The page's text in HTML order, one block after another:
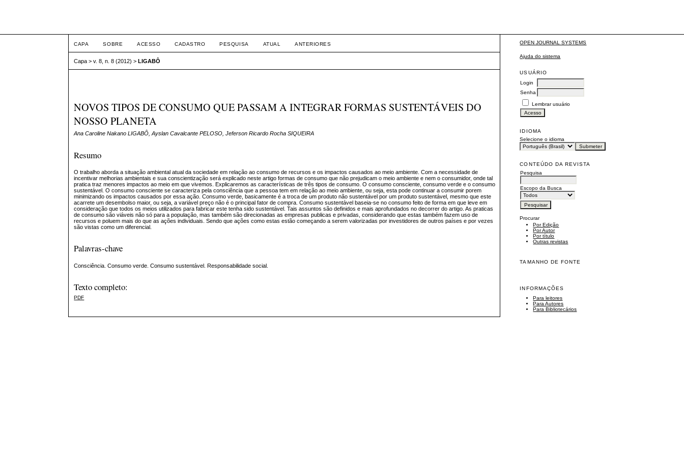
OPEN JOURNAL SYSTEMS
Ajuda do sistema
USUÁRIO
Login
Senha
Lembrar usuário
IDIOMA
Selecione o idioma
CONTEÚDO DA REVISTA
Pesquisa
Escopo da Busca
Procurar
Por Edição
Por Autor
Por título
Outras revistas
TAMANHO DE FONTE
INFORMAÇÕES
Para leitores
Para Autores
Para Bibliotecários
CAPA SOBRE ACESSO CADASTRO PESQUISA ATUAL ANTERIORES
Capa >v. 8, n. 8 (2012) >LIGABÔ
NOVOS TIPOS DE CONSUMO QUE PASSAM A INTEGRAR FORMAS SUSTENTÁVEIS DO
NOSSO PLANETA
Ana Caroline Nakano LIGABÔ, Ayslan Cavalcante PELOSO, Jeferson Ricardo Rocha SIQUEIRA
Resumo
O trabalho aborda a situação ambiental atual da sociedade em relação ao consumo de recursos e os impactos causados ao meio ambiente. Com a necessidade de
incentivar melhorias ambientais e sua conscientização será explicado neste artigo formas de consumo que não prejudicam o meio ambiente e nem o consumidor, onde tal
pratica traz menores impactos ao meio em que vivemos. Explicaremos as características de três tipos de consumo. O consumo consciente, consumo verde e o consumo
sustentável. O consumo consciente se caracteriza pela consciência que a pessoa tem em relação ao meio ambiente, ou seja, esta pode continuar a consumir porem
minimizando os impactos causados por essa ação. Consumo verde, basicamente é a troca de um produto não sustentável por um produto sustentável, mesmo que este
acarrete um desembolso maior, ou seja, a variável preço não é o principal fator de compra. Consumo sustentável baseia-se no consumo feito de forma em que leve em
consideração que todos os meios utilizados para fabricar este tenha sido sustentável. Tais assuntos são definidos e mais aprofundados no decorrer do artigo. As praticas
de consumo são viáveis não só para a população, mas também são direcionadas as empresas publicas e privadas, considerando que estas também fazem uso de
recursos e poluem mais do que as ações individuais. Sendo que ações como estas estão começando a serem valorizadas por investidores de outros países e por vezes
são vistas como um diferencial.
Palavras-chave
Consciência. Consumo verde. Consumo sustentável. Responsabilidade social.
Texto completo:
PDF